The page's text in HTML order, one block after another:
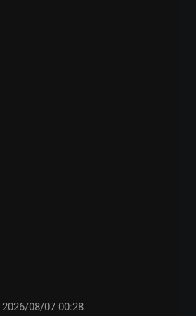
2026/08/07 00:28